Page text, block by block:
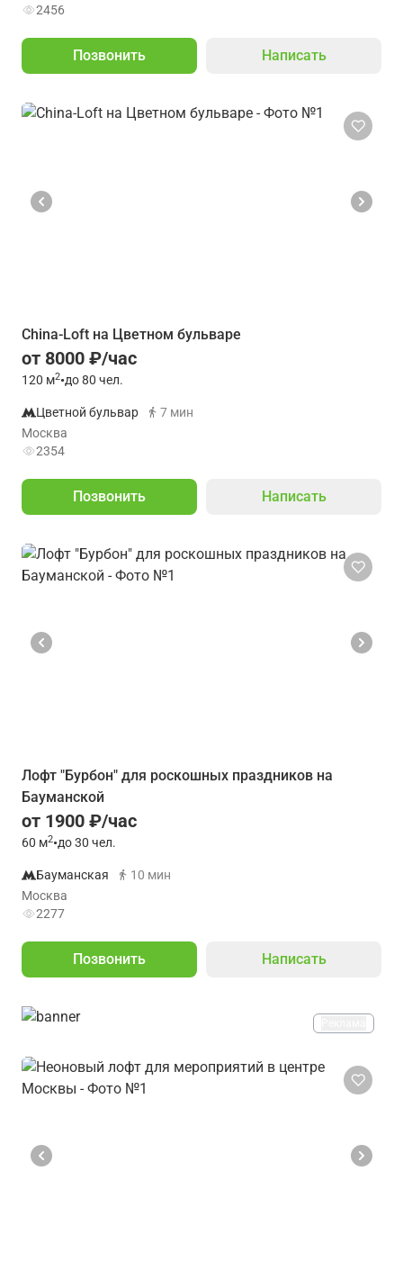
2456
Позвонить Написать
China-Loft на Цветном бульваре
от 8000 ₽/час
120 м2•до 80 чел.
Цветной бульвар
7 мин
Москва
2354
Позвонить Написать
Лофт "Бурбон" для роскошных праздников на
Бауманской
от 1900 ₽/час
60 м2•до 30 чел.
Бауманская
10 мин
Москва
2277
Позвонить Написать